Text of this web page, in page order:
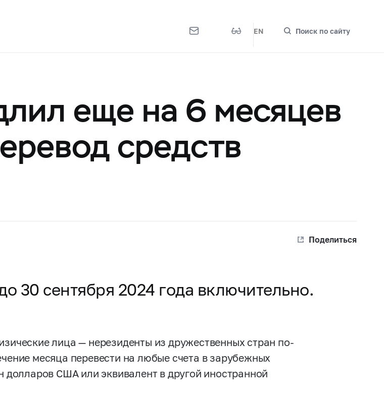
EN Поиск по сайту
еще на 6 месяцев
средств
Поделиться
30 сентября 2024 года включительно.
лица — нерезиденты из дружественных стран по-
месяца перевести на любые счета в зарубежных
долларов США или эквивалент в другой иностранной